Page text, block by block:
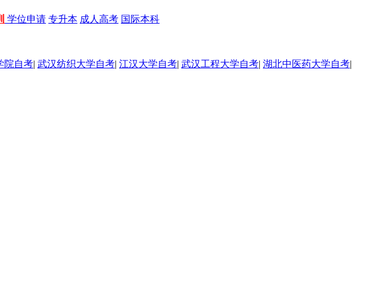
学位申请 专升本 成人高考 国际本科
院自考| 武汉纺织大学自考| 江汉大学自考| 武汉工程大学自考| 湖北中医药大学自考|